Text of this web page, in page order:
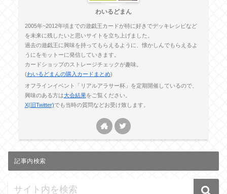
わいるどまん
2005年~2012年頃までの遊戯王カードが特に好きでデッキレシピなど
を未来に残したいと思いサイトを立ち上げました。
過去の遊戯王に興味を持ってもらえるように、懐かしんでもらえるよ
うにをモットーに発信していきます。
カードショップのストレージチェックが趣味。
(わいるどまんの購入カードまとめ)
オフラインイベント「リアルアラサー杯」を定期開催しているので、
興味のある方は大会結果をご覧ください。
X(旧Twitter)でも当時の質問などお受け致します。
記事内検索